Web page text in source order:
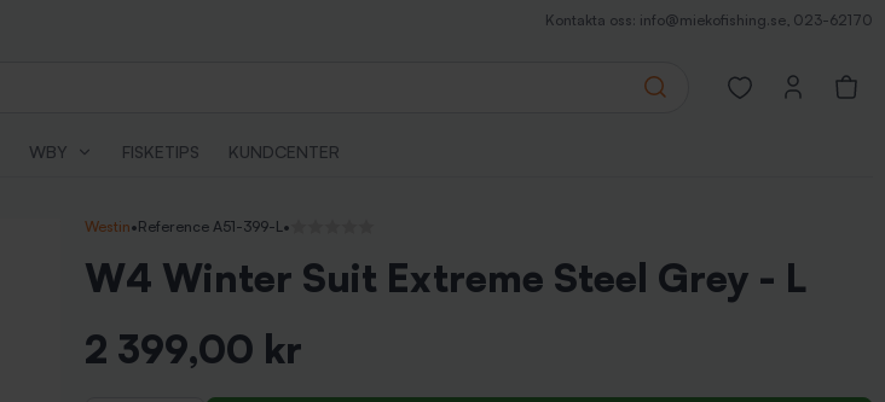
Kontakta oss: info@miekofishing.se, 023-62170
Search
Open favorites
WBY FISKETIPS KUNDCENTER
Westin•Reference A51-399-L•
W4 Winter Suit Extreme Steel Grey - L
2 399,00 kr